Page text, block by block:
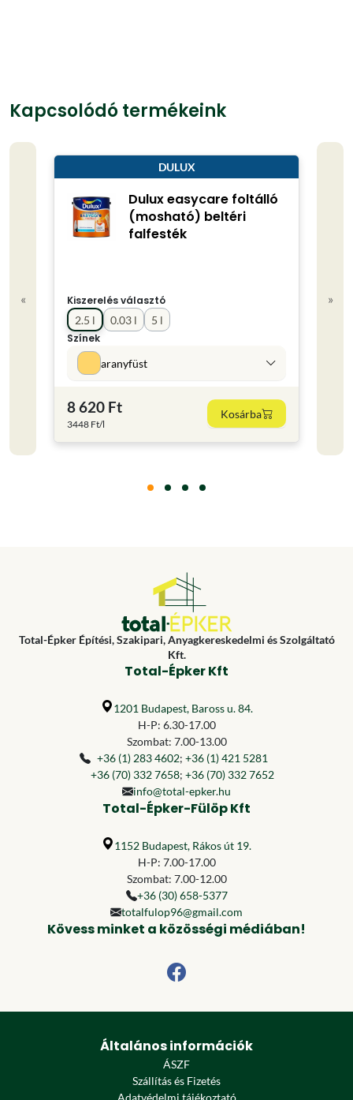
Kapcsolódó termékeink
«
DULUX
Dulux easycare foltálló
(mosható) beltéri
falfesték
Kiszerelés választó
0.03 l
2.5 l
5 l
Színek
aranyfüst
8 620 Ft
3448 Ft/l
Kosárba
»
Total-Épker Építési, Szakipari, Anyagkereskedelmi és Szolgáltató
Kft.
Total-Épker Kft
1201 Budapest, Baross u. 84.
H-P: 6.30-17.00
Szombat: 7.00-13.00
+36 (1) 283 4602; +36 (1) 421 5281
+36 (70) 332 7658; +36 (70) 332 7652
info@total-epker.hu
Total-Épker-Fülöp Kft
1152 Budapest, Rákos út 19.
H-P: 7.00-17.00
Szombat: 7.00-12.00
+36 (30) 658-5377
totalfulop96@gmail.com
Kövess minket a közösségi médiában!
Általános információk
ÁSZF
Szállítás és Fizetés
Adatvédelmi tájékoztató